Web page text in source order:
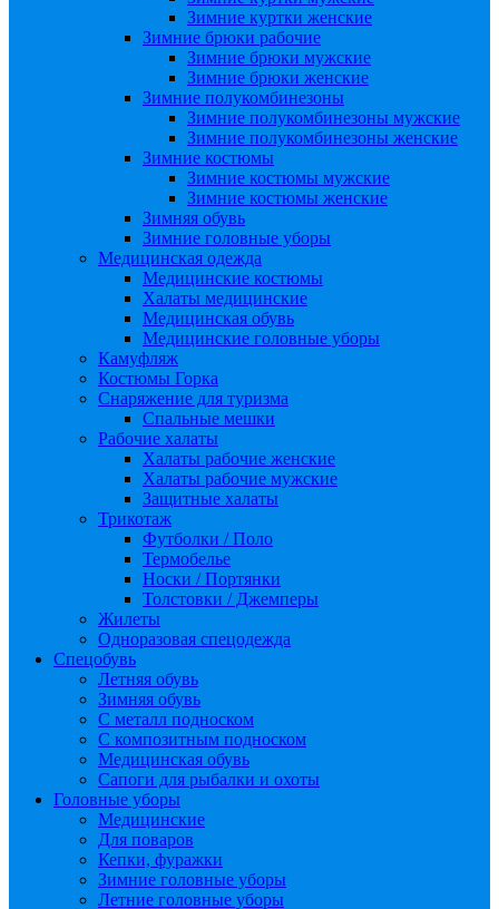
Зимние куртки женские
Зимние брюки рабочие
Зимние брюки мужские
Зимние брюки женские
Зимние полукомбинезоны
Зимние полукомбинезоны мужские
Зимние полукомбинезоны женские
Зимние костюмы
Зимние костюмы мужские
Зимние костюмы женские
Зимняя обувь
Зимние головные уборы
Медицинская одежда
Медицинские костюмы
Халаты медицинские
Медицинская обувь
Медицинские головные уборы
Камуфляж
Костюмы Горка
Снаряжение для туризма
Спальные мешки
Рабочие халаты
Халаты рабочие женские
Халаты рабочие мужские
Защитные халаты
Трикотаж
Футболки / Поло
Термобелье
Носки / Портянки
Толстовки / Джемперы
Жилеты
Одноразовая спецодежда
Спецобувь
Летняя обувь
Зимняя обувь
С металл подноском
С композитным подноском
Медицинская обувь
Сапоги для рыбалки и охоты
Головные уборы
Медицинские
Для поваров
Кепки, фуражки
Зимние головные уборы
Летние головные уборы